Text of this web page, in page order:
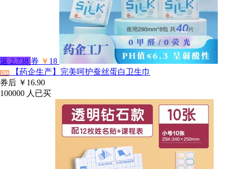
返 2.738 券 ￥ 18
淘宝
【药企生产】完美呵护蚕丝蛋白卫生巾
券后 ￥16.90
100000 人已买